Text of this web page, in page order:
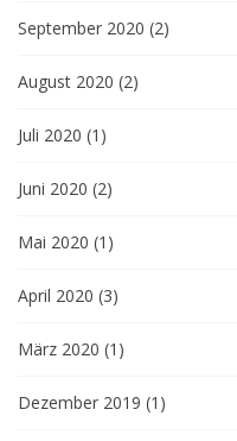
September 2020 (2)
August 2020 (2)
Juli 2020 (1)
Juni 2020 (2)
Mai 2020 (1)
April 2020 (3)
März 2020 (1)
Dezember 2019 (1)